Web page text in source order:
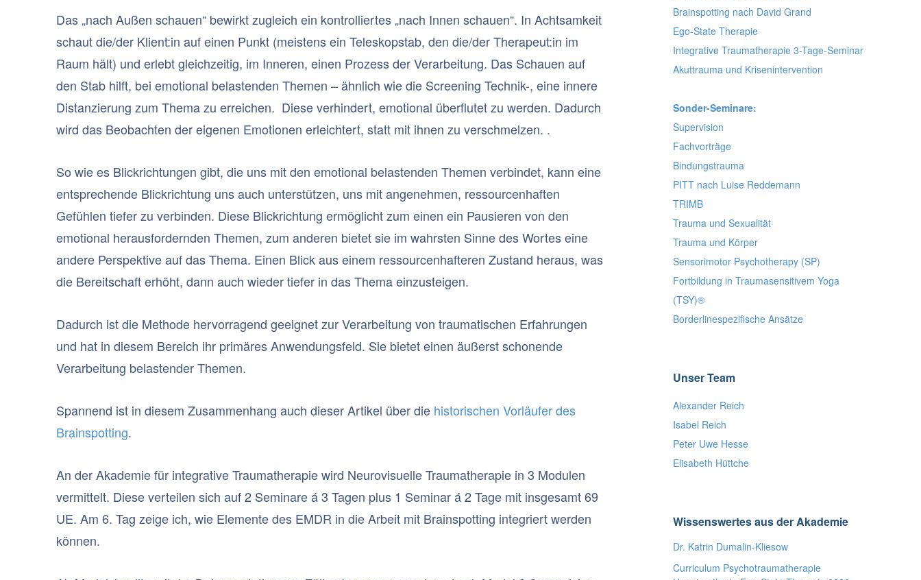
Das „nach Außen schauen“ bewirkt zugleich ein kontrolliertes „nach Innen schauen“. In Achtsamkeit
schaut die/der Klient:in auf einen Punkt (meistens ein Teleskopstab, den die/der Therapeut:in im
Raum hält) und erlebt gleichzeitig, im Inneren, einen Prozess der Verarbeitung. Das Schauen auf
den Stab hilft, bei emotional belastenden Themen – ähnlich wie die Screening Technik-, eine innere
Distanzierung zum Thema zu erreichen. Diese verhindert, emotional überflutet zu werden. Dadurch
wird das Beobachten der eigenen Emotionen erleichtert, statt mit ihnen zu verschmelzen. .
So wie es Blickrichtungen gibt, die uns mit den emotional belastenden Themen verbindet, kann eine
entsprechende Blickrichtung uns auch unterstützen, uns mit angenehmen, ressourcenhaften
Gefühlen tiefer zu verbinden. Diese Blickrichtung ermöglicht zum einen ein Pausieren von den
emotional herausfordernden Themen, zum anderen bietet sie im wahrsten Sinne des Wortes eine
andere Perspektive auf das Thema. Einen Blick aus einem ressourcenhafteren Zustand heraus, was
die Bereitschaft erhöht, dann auch wieder tiefer in das Thema einzusteigen.
Dadurch ist die Methode hervorragend geeignet zur Verarbeitung von traumatischen Erfahrungen
und hat in diesem Bereich ihr primäres Anwendungsfeld. Sie bietet einen äußerst schonende
Verarbeitung belastender Themen.
Spannend ist in diesem Zusammenhang auch dieser Artikel über die historischen Vorläufer des
Brainspotting.
An der Akademie für integrative Traumatherapie wird Neurovisuelle Traumatherapie in 3 Modulen
vermittelt. Diese verteilen sich auf 2 Seminare á 3 Tagen plus 1 Seminar á 2 Tage mit insgesamt 69
UE. Am 6. Tag zeige ich, wie Elemente des EMDR in die Arbeit mit Brainspotting integriert werden
können.
Brainspotting nach David Grand
Ego-State Therapie
Integrative Traumatherapie 3-Tage-Seminar
Akuttrauma und Krisenintervention
Sonder-Seminare:
Supervision
Fachvorträge
Bindungstrauma
PITT nach Luise Reddemann
TRIMB
Trauma und Sexualität
Trauma und Körper
Sensorimotor Psychotherapy (SP)
Fortbildung in Traumasensitivem Yoga
(TSY)®
Borderlinespezifische Ansätze
Unser Team
Alexander Reich
Isabel Reich
Peter Uwe Hesse
Elisabeth Hüttche
Wissenswertes aus der Akademie
Dr. Katrin Dumalin-Kliesow
Curriculum Psychotraumatherapie